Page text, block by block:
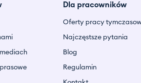
Dla pracowników
Oferty pracy
Najczęstsze pytania
Blog
Regulamin